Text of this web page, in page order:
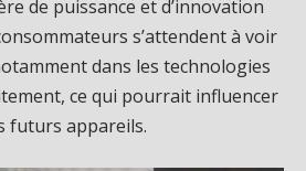
de puissance et d’innovation
s’attendent à voir
dans les technologies
ce qui pourrait influencer
futurs appareils.